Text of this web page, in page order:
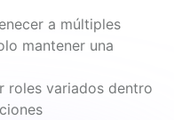
a múltiples
mantener una
roles variados dentro